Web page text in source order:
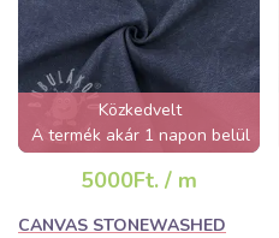
Közkedvelt
A termék akár 1 napon belül
elfogyhat!
5000Ft. / m
CANVAS STONEWASHED